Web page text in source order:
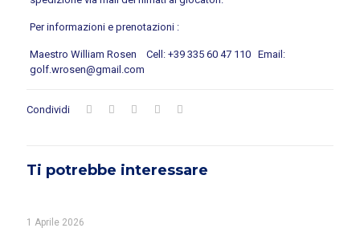
Per informazioni e prenotazioni :
Maestro William Rosen Cell: +39 335 60 47 110 Email:
golf.wrosen@gmail.com
Condividi
Ti potrebbe interessare
1 Aprile 2026